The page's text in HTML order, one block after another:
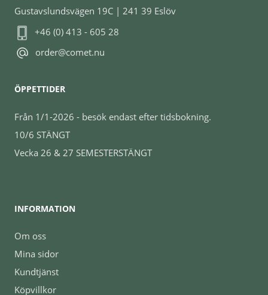
Gustavslundsvägen 19C | 241 39 Eslöv
+46 (0) 413 - 605 28
order@comet.nu
ÖPPETTIDER
Från 1/1-2026 - besök endast efter tidsbokning.
10/6 STÄNGT
Vecka 26 & 27 SEMESTERSTÄNGT
INFORMATION
Om oss
Mina sidor
Kundtjänst
Köpvillkor